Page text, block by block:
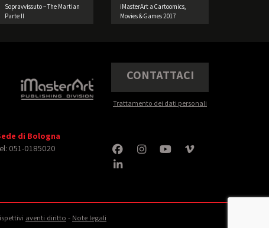
Sopravvissuto – The Martian
Parte II
iMasterArt a Cartoomics,
Movies & Games 2017
CONTATTACI
Trattamento dei dati personali
di Bologna
051-0185020
aventi diritto ‐ Note legali